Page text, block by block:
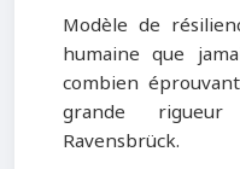
Modèle de
humaine que
combien
grande
Ravensbrück.